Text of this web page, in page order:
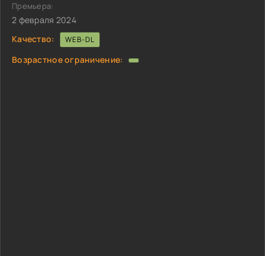
Премьера:
2 февраля 2024
Качество:
WEB-DL
Возрастное ограничение: